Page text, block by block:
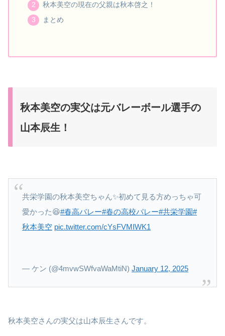
秋本美空の現在の父親は秋本啓之！
まとめ
秋本美空の実父は元バレーボール選手の
山本辰生！
共栄学園の秋本美空ちゃん✨初めて見る方めっちゃ可
愛かった😆#春高バレー#春の高校バレー#共栄学園#
秋本美空 pic.twitter.com/cYsFVMIWK1
— ケン (@4mvwSWfvaWaMtiN) January 12, 2025
秋本美空さんの実父は山本辰生さんです。